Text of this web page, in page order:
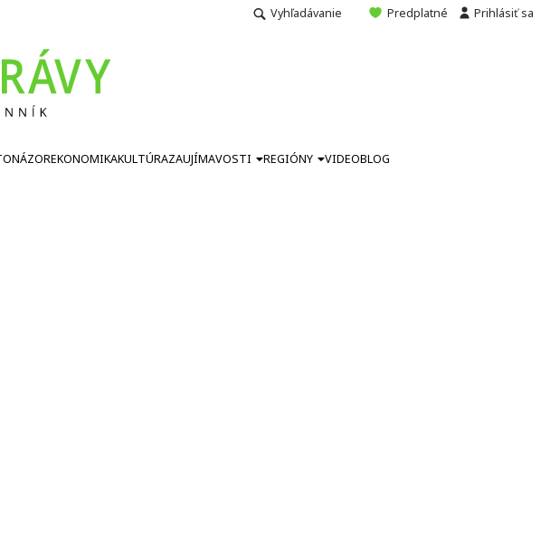
Vyhľadávanie Predplatné Prihlásiť sa
EKONOMIKAKULTÚRAZAUJÍMAVOSTI REGIÓNY VIDEOBLOG